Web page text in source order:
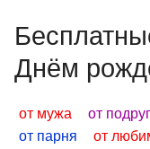
Днём
от мужа от подруг
от парня
от